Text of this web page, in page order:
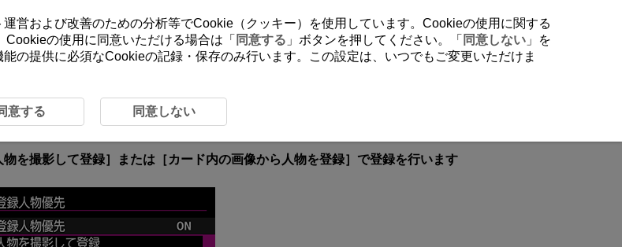
人物の登録
物を撮影して登録］または［カード内の画像から人物を登録］で登録を行います
営および改善のための分析等でCookie（クッキー）を使用しています。Cookieの使用に関する
の使用に同意いただける場合は「 同意する 」ボタンを押してください。「 同意しない 」を
の提供に必須なCookieの記録・保存のみ行います。この設定は、いつでもご変更いただけま
意する 同意しない